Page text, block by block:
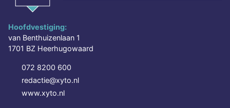
Hoofdvestiging:
van Benthuizenlaan 1
1701 BZ Heerhugowaard
072 8200 600
redactie@xyto.nl
www.xyto.nl